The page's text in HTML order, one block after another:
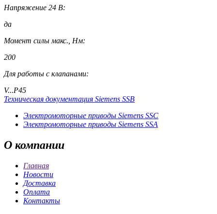
Напряжение 24 В:
да
Момент силы макс., Нм:
200
Для работы с клапанами:
V...P45
Техническая документация Siemens SSB
Электромоторные приводы Siemens SSC
Электромоторные приводы Siemens SSA
О компании
Главная
Новости
Доставка
Оплата
Контакты